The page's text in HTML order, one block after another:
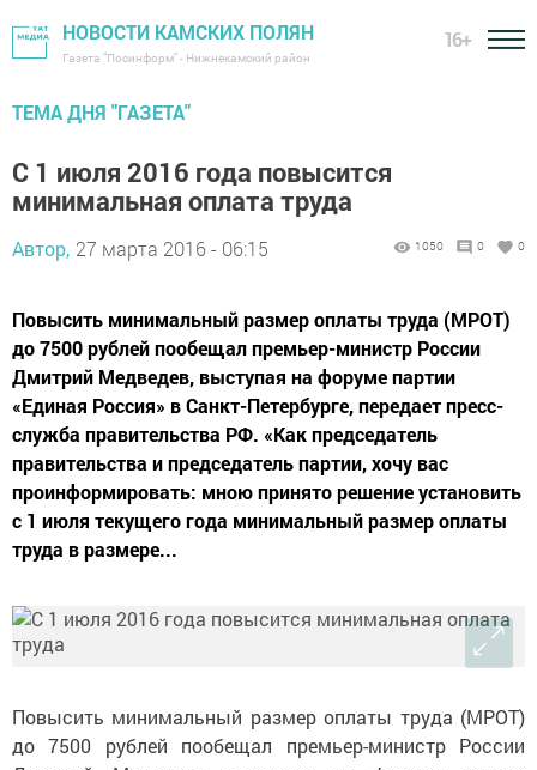
НОВОСТИ КАМСКИХ ПОЛЯН
Газета "Посинформ" - Нижнекамский район
16+
ТЕМА ДНЯ "ГАЗЕТА"
С 1 июля 2016 года повысится
минимальная оплата труда
Автор, 27 марта 2016 - 06:15 1050 0 0
Повысить минимальный размер оплаты труда (МРОТ)
до 7500 рублей пообещал премьер-министр России
Дмитрий Медведев, выступая на форуме партии
«Единая Россия» в Санкт-Петербурге, передает пресс-
служба правительства РФ. «Как председатель
правительства и председатель партии, хочу вас
проинформировать: мною принято решение установить
с 1 июля текущего года минимальный размер оплаты
труда в размере...
Повысить минимальный размер оплаты труда (МРОТ)
до 7500 рублей пообещал премьер-министр России